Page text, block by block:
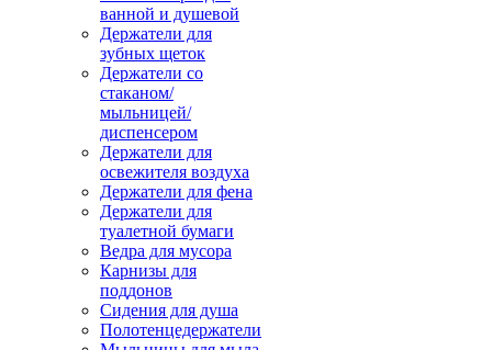
ванной и душевой
Держатели для
зубных щеток
Держатели со
стаканом/
мыльницей/
диспенсером
Держатели для
освежителя воздуха
Держатели для фена
Держатели для
туалетной бумаги
Ведра для мусора
Карнизы для
поддонов
Сидения для душа
Полотенцедержатели